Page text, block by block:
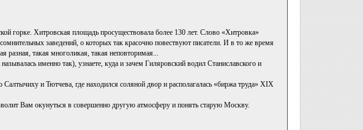
горке. Хитровская площадь просуществовала более 130 лет. Слово «Хитровка»
заведений, о которых так красочно повествуют писатели. И в то же время
разная, такая многоликая, такая неповторимая...
именно так), узнаете, куда и зачем Гиляровский водил Станиславского и
и Тютчева, где находился соляной двор и располагалась «биржа труда» XIX
Вам окунуться в совершенно другую атмосферу и понять старую Москву.